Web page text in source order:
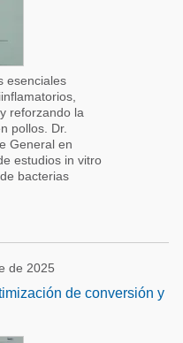
esenciales
reforzando la
pollos. Dr.
General en
estudios in vitro
bacterias
de 2025
de conversión y